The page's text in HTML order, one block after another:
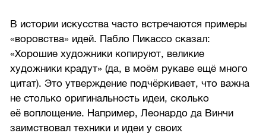
В истории искусства часто встречаются примеры
«воровства» идей. Пабло Пикассо сказал:
«Хорошие художники копируют, великие
художники крадут» (да, в моём рукаве ещё много
цитат). Это утверждение подчёркивает, что важна
не столько оригинальность идеи, сколько
её воплощение. Например, Леонардо да Винчи
заимствовал техники и идеи у своих